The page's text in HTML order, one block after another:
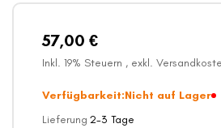
springen
57,00 €
Inkl. 19% Steuern , exkl.
Verfügbarkeit:Nicht auf Lager
Lieferung 2-3 Tage